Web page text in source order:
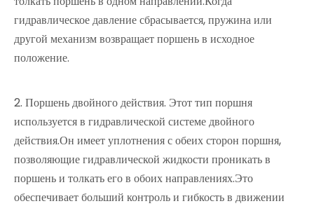
гидравлическое давление сбрасывается, пружина или
другой механизм возвращает поршень в исходное
положение.
2. Поршень двойного действия. Этот тип поршня
используется в гидравлической системе двойного
действия.Он имеет уплотнения с обеих сторон поршня,
позволяющие гидравлической жидкости проникать в
поршень и толкать его в обоих направлениях.Это
обеспечивает больший контроль и гибкость в движении